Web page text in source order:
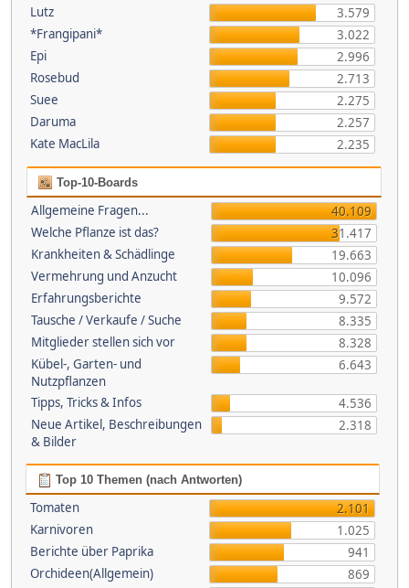
Lutz
3.579
*Frangipani*
3.022
Epi
2.996
Rosebud
2.713
Suee
2.275
Daruma
2.257
Kate MacLila
2.235
Top-10-Boards
Allgemeine Fragen...
40.109
Welche Pflanze ist das?
31.417
Krankheiten & Schädlinge
19.663
Vermehrung und Anzucht
10.096
Erfahrungsberichte
9.572
Tausche / Verkaufe / Suche
8.335
Mitglieder stellen sich vor
8.328
Kübel-, Garten- und
Nutzpflanzen
6.643
Tipps, Tricks & Infos
4.536
Neue Artikel, Beschreibungen
& Bilder
2.318
Top 10 Themen (nach Antworten)
Tomaten
2.101
Karnivoren
1.025
Berichte über Paprika
941
Orchideen(Allgemein)
869